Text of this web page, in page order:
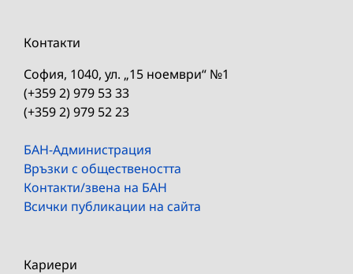
Контакти
София, 1040, ул. „15 ноември“ №1
(+359 2) 979 53 33
(+359 2) 979 52 23
БАН-Администрация
Връзки с обществеността
Контакти/звена на БАН
Всички публикации на сайта
Кариери